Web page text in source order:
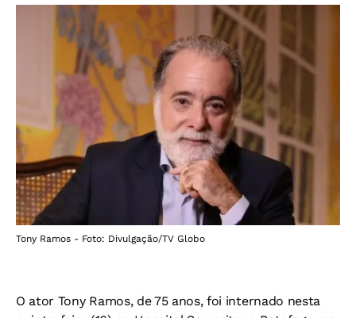
Tony Ramos - Foto: Divulgação/TV Globo
O ator Tony Ramos, de 75 anos, foi internado nesta